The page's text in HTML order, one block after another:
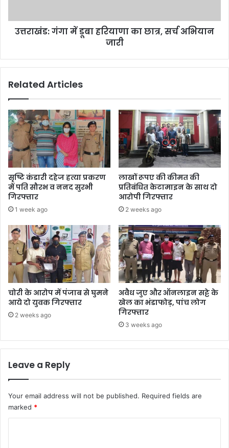
अभियान
जारीउत्तराखंड: गंगा में डूबा हरियाणा का छात्र, सर्च अभियान
जारी
Related Articles
सृष्टि कंडारी दहेज हत्या प्रकरण
में पति सौरभ व ननद सुरभी
गिरफ्तार
1 week ago
लाखों रूपए की कीमत की
प्रतिबंधित केटामाइन के साथ दो
आरोपी गिरफ्तार
2 weeks ago
चोरी के आरोप में पंजाब से घुमने
आये दो युवक गिरफ्तार
2 weeks ago
अवैध जुए और ऑनलाइन सट्टे के
खेल का भंडाफोड़, पांच लोग
गिरफ्तार
3 weeks ago
Leave a Reply
Your email address will not be published. Required fields are
marked *